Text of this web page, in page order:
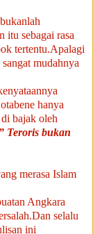
itu sebagai rasa
tertentu.Apalagi
mudahnya
hanya
bajak oleh
Teroris bukan
merasa Islam
Angkara
selalu
ini